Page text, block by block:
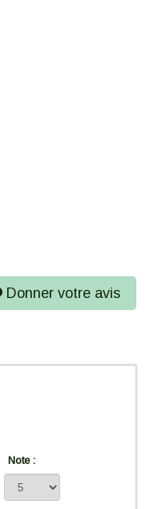
Donner votre avis
Note :